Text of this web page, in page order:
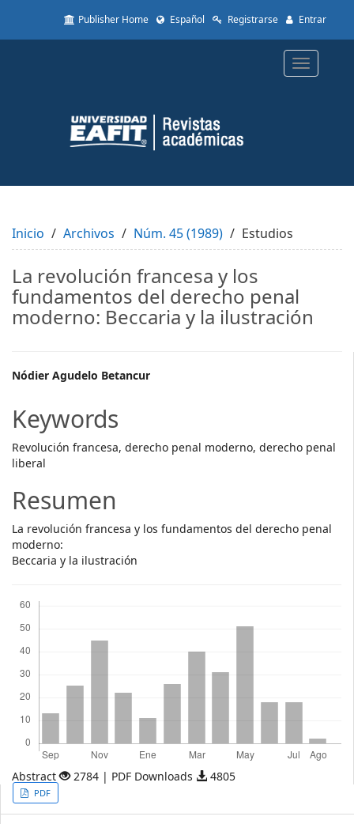
to
Content
Sidebar
Publisher Home Español Registrarse Entrar
Toggle
Inicio Archivos Núm. 45 (1989) Estudios
La revolución francesa y los
fundamentos del derecho penal
moderno: Beccaria y la ilustración
Main
Article
Content
Nódier Agudelo Betancur
Keywords
Revolución francesa, derecho penal moderno, derecho penal
liberal
Resumen
La revolución francesa y los fundamentos del derecho penal
moderno:
Beccaria y la ilustración
Abstract 2784 | PDF Downloads 4805
Article
PDF